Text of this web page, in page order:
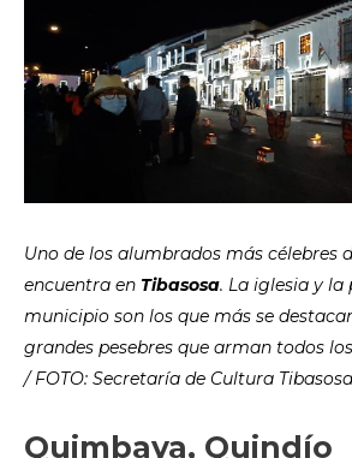
Uno de los alumbrados más célebres
encuentra en Tibasosa. La iglesia y la
municipio son los que más se
grandes pesebres que arman todos
/ FOTO: Secretaría de Cultura Tibasosa
Quimbaya, Quindío